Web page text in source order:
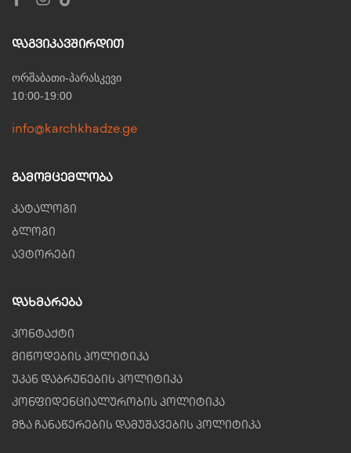
Დაგვიკავშირდით
ორშაბათი-პარასკევი
10:00-19:00
info@karchkhadze.ge
Გამომცემლობა
კატალოგი
ბლოგი
ავტორები
Დახმარება
კონტაქტი
მიწოდების პოლიტიკა
უკან დაბრუნების პოლიტიკა
კონფიდენციალურობის პოლიტიკა
მზა ჩანაწერების დამუშავების პოლიტიკა